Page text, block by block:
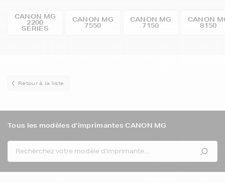
CANON MG
2200
SERIES
CANON MG
7550
CANON MG
7150
CANON
8150
Retour à la liste
Tous les modèles d'imprimantes CANON MG